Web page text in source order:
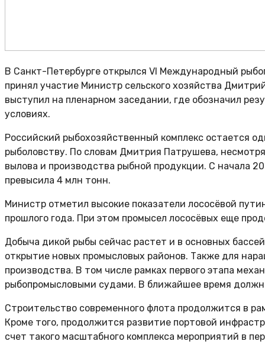
В Санкт-Петербурге открылся VI Международный
принял участие Министр сельского хозяйства
выступил на пленарном заседании, где обозначил
условиях.
Российский рыбохозяйственный комплекс остается
рыболовству. По словам Дмитрия Патрушева,
вылова и производства рыбной продукции. С начала
превысила 4 млн тонн.
Министр отметил высокие показатели лососёвой
прошлого года. При этом промысел лососёвых еще
Добыча дикой рыбы сейчас растет и в основных
открытие новых промысловых районов. Также для
производства. В том числе рамках первого этапа
рыбопромысловыми судами. В ближайшее время
Строительство современного флота продолжится в
Кроме того, продолжится развитие портовой
счет такого масштабного комплекса мероприятий в